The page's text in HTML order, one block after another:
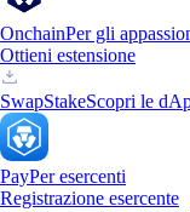
OnchainPer gli
Ottieni estensione
SwapStakeScopri le
PayPer esercenti
Registrazione esercente